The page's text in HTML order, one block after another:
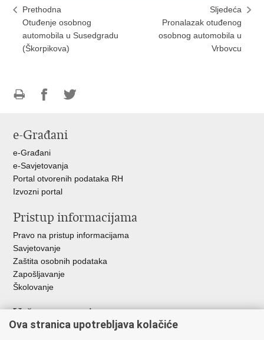
Prethodna
Otuđenje osobnog
automobila u Susedgradu
(Škorpikova)
Sljedeća
Pronalazak otuđenog
osobnog automobila u
Vrbovcu
FacebookuTwitteru
e-Građani
e-Građani
e-Savjetovanja
Portal otvorenih podataka RH
Izvozni portal
Pristup informacijama
Pravo na pristup informacijama
Savjetovanje
Zaštita osobnih podataka
Zapošljavanje
Školovanje
Važne poveznice
Ministarstvo unutarnjih poslova
Ova stranica upotrebljava kolačiće